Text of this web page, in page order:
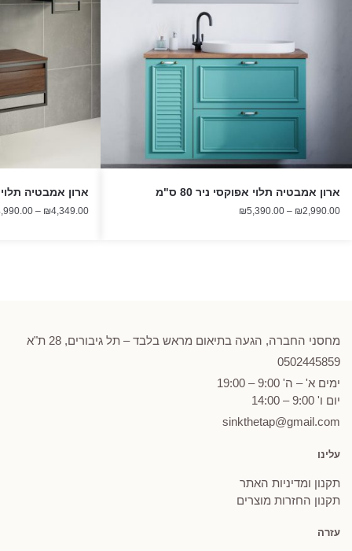
ארון אמבטיה תלוי אפוקסי ניר 80 ס"מ
₪2,990.00
–
₪5,390.00
ארון אמבטיה תלוי
₪4,349.00
–
מחסני החברה, הגעה בתיאום מראש בלבד – תל גיבורים, 28 ת"א
0502445859
ימים א' – ה' 9:00 – 19:00
יום ו' 9:00 – 14:00
sinkthetap@gmail.com
עלינו
תקנון ומדיניות האתר
תקנון החזרות מוצרים
עזרה